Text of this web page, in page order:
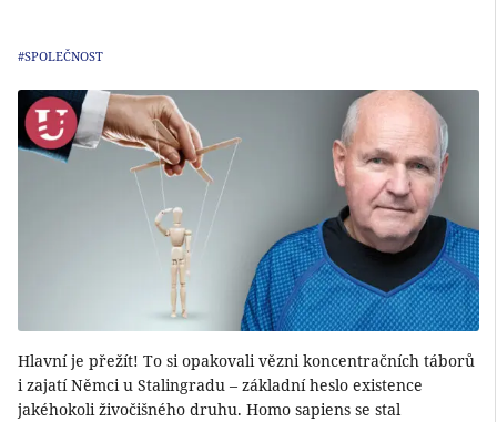
#SPOLEČNOST
Hlavní je přežít! To si opakovali vězni koncentračních táborů
i zajatí Němci u Stalingradu – základní heslo existence
jakéhokoli živočišného druhu. Homo sapiens se stal